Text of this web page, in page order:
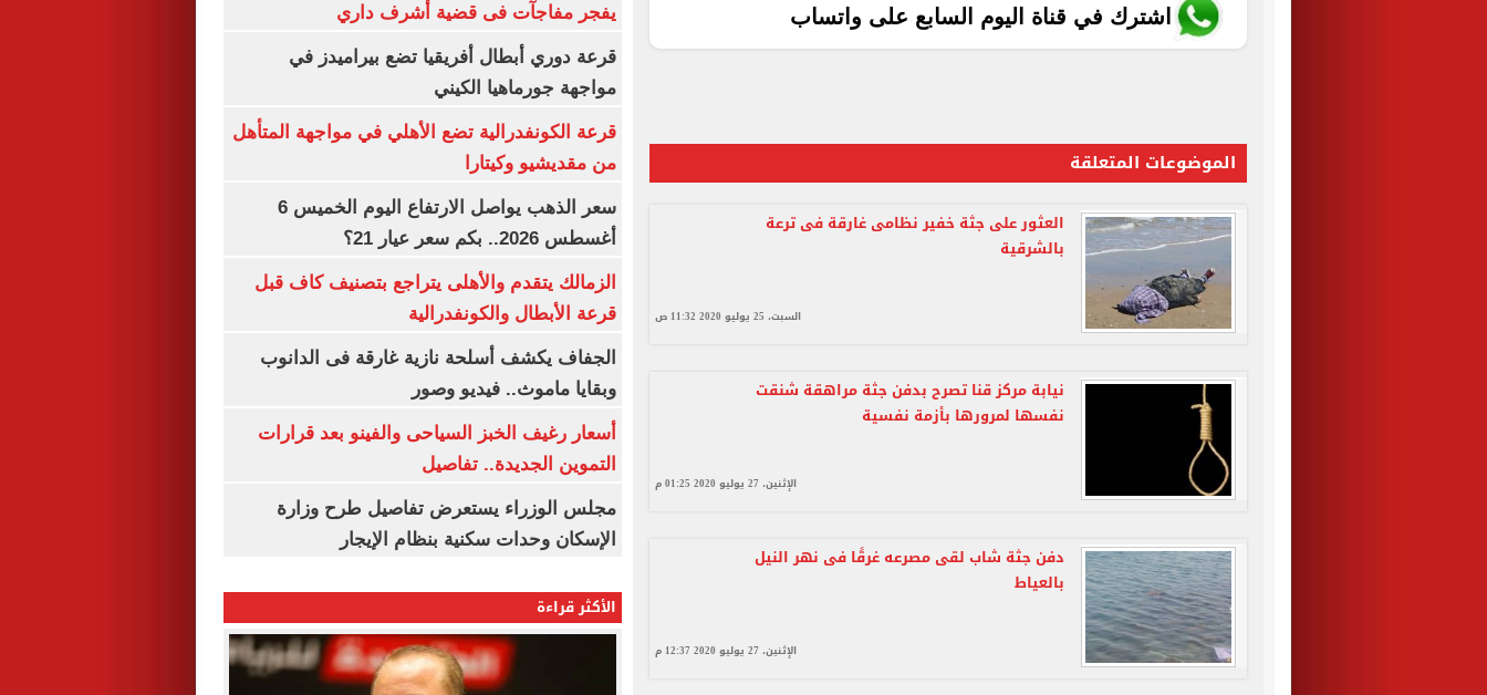
اشترك في قناة اليوم السابع على واتساب
الموضوعات المتعلقة
العثور على جثة خفير نظامى غارقة فى ترعة
بالشرقية
السبت، 25 يوليو 2020 11:32 ص
نيابة مركز قنا تصرح بدفن جثة مراهقة شنقت
نفسها لمرورها بأزمة نفسية
الإثنين، 27 يوليو 2020 01:25 م
دفن جثة شاب لقى مصرعه غرقًا فى نهر النيل
بالعياط
الإثنين، 27 يوليو 2020 12:37 م
يفجر مفاجآت فى قضية أشرف داري
قرعة دوري أبطال أفريقيا تضع بيراميدز في
مواجهة جورماهيا الكيني
قرعة الكونفدرالية تضع الأهلي في مواجهة المتأهل
من مقديشيو وكيتارا
سعر الذهب يواصل الارتفاع اليوم الخميس 6
أغسطس 2026.. بكم سعر عيار 21؟
الزمالك يتقدم والأهلى يتراجع بتصنيف كاف قبل
قرعة الأبطال والكونفدرالية
الجفاف يكشف أسلحة نازية غارقة فى الدانوب
وبقايا ماموث.. فيديو وصور
أسعار رغيف الخبز السياحى والفينو بعد قرارات
التموين الجديدة.. تفاصيل
مجلس الوزراء يستعرض تفاصيل طرح وزارة
الإسكان وحدات سكنية بنظام الإيجار
الأكثر قراءة